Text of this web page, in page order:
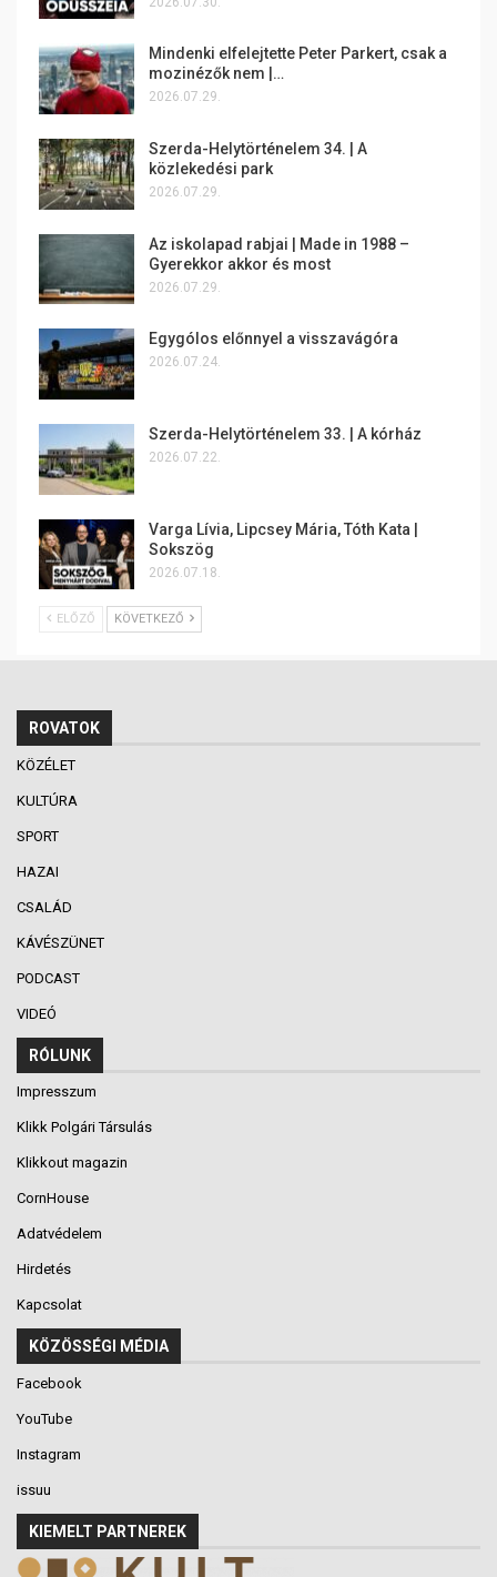
Mindenki elfelejtette Peter Parkert, csak a
mozinézők nem |…
2026.07.29.
Szerda-Helytörténelem 34. | A
közlekedési park
2026.07.29.
Az iskolapad rabjai | Made in 1988 –
Gyerekkor akkor és most
2026.07.29.
Egygólos előnnyel a visszavágóra
2026.07.24.
Szerda-Helytörténelem 33. | A kórház
2026.07.22.
Varga Lívia, Lipcsey Mária, Tóth Kata |
Sokszög
2026.07.18.
ELŐZŐ KÖVETKEZŐ
ROVATOK
KÖZÉLET
KULTÚRA
SPORT
HAZAI
CSALÁD
KÁVÉSZÜNET
PODCAST
VIDEÓ
RÓLUNK
Impresszum
Klikk Polgári Társulás
Klikkout magazin
CornHouse
Adatvédelem
Hirdetés
Kapcsolat
KÖZÖSSÉGI MÉDIA
Facebook
YouTube
Instagram
issuu
KIEMELT PARTNEREK